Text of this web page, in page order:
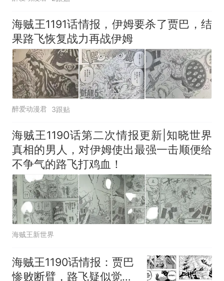
海贼王1191话情报，伊姆要杀了贾巴，结
果路飞恢复战力再战伊姆
醉爱动漫君 3跟贴
海贼王1190话第二次情报更新|知晓世界
真相的男人，对伊姆使出最强一击顺便给
不争气的路飞打鸡血！
海贼王新世界
海贼王1190话情报：贾巴
惨败断臂，路飞疑似觉醒